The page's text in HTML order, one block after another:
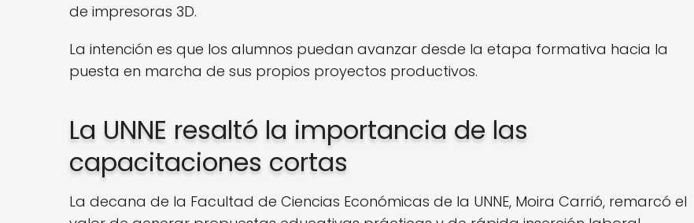
de impresoras 3D.
La intención es que los alumnos puedan avanzar desde la etapa formativa hacia la
puesta en marcha de sus propios proyectos productivos.
La UNNE resaltó la importancia de las
capacitaciones cortas
La decana de la Facultad de Ciencias Económicas de la UNNE, Moira Carrió, remarcó el